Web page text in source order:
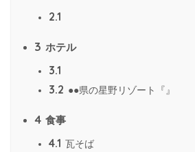
2.1
3 ホテル
3.1
3.2 ●●県の星野リゾート『』
4 食事
4.1 瓦そば